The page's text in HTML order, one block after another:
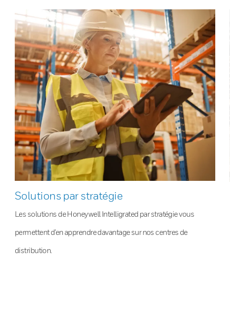
Solutions par stratégie
Les solutions de Honeywell Intelligrated par stratégie vous
permettent d’en apprendre davantage sur nos centres de
distribution.